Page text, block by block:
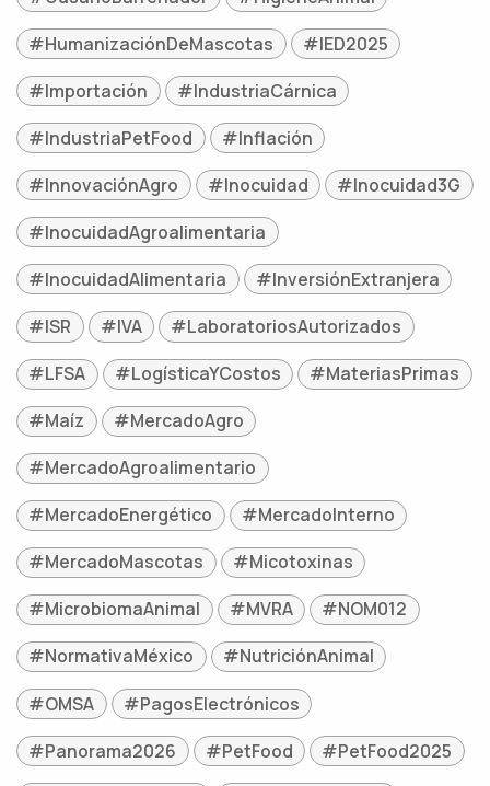
#HumanizaciónDeMascotas
#IED2025
#Importación
#IndustriaCárnica
#IndustriaPetFood
#Inflación
#InnovaciónAgro
#Inocuidad
#Inocuidad3G
#InocuidadAgroalimentaria
#InocuidadAlimentaria
#InversiónExtranjera
#ISR
#IVA
#LaboratoriosAutorizados
#LFSA
#LogísticaYCostos
#MateriasPrimas
#Maíz
#MercadoAgro
#MercadoAgroalimentario
#MercadoEnergético
#MercadoInterno
#MercadoMascotas
#Micotoxinas
#MicrobiomaAnimal
#MVRA
#NOM012
#NormativaMéxico
#NutriciónAnimal
#OMSA
#PagosElectrónicos
#Panorama2026
#PetFood
#PetFood2025